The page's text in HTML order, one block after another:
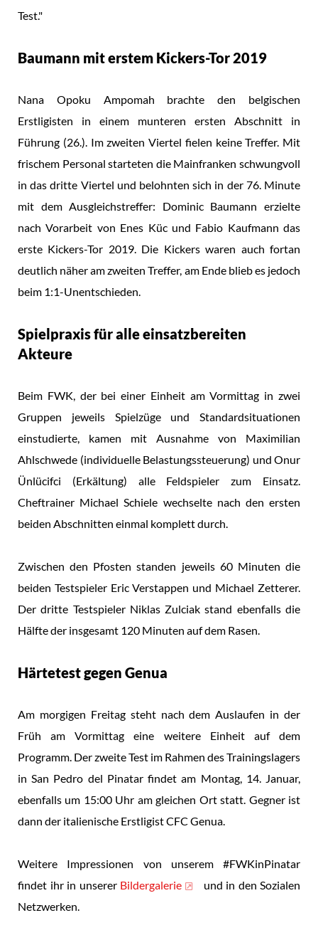
Test."
Baumann mit erstem Kickers-Tor 2019
Nana Opoku Ampomah brachte den belgischen
Erstligisten in einem munteren ersten Abschnitt in
Führung (26.). Im zweiten Viertel fielen keine Treffer. Mit
frischem Personal starteten die Mainfranken schwungvoll
in das dritte Viertel und belohnten sich in der 76. Minute
mit dem Ausgleichstreffer: Dominic Baumann erzielte
nach Vorarbeit von Enes Küc und Fabio Kaufmann das
erste Kickers-Tor 2019. Die Kickers waren auch fortan
deutlich näher am zweiten Treffer, am Ende blieb es jedoch
beim 1:1-Unentschieden.
Spielpraxis für alle einsatzbereiten
Akteure
Beim FWK, der bei einer Einheit am Vormittag in zwei
Gruppen jeweils Spielzüge und Standardsituationen
einstudierte, kamen mit Ausnahme von Maximilian
Ahlschwede (individuelle Belastungssteuerung) und Onur
Ünlücifci (Erkältung) alle Feldspieler zum Einsatz.
Cheftrainer Michael Schiele wechselte nach den ersten
beiden Abschnitten einmal komplett durch.
Zwischen den Pfosten standen jeweils 60 Minuten die
beiden Testspieler Eric Verstappen und Michael Zetterer.
Der dritte Testspieler Niklas Zulciak stand ebenfalls die
Hälfte der insgesamt 120 Minuten auf dem Rasen.
Härtetest gegen Genua
Am morgigen Freitag steht nach dem Auslaufen in der
Früh am Vormittag eine weitere Einheit auf dem
Programm. Der zweite Test im Rahmen des Trainingslagers
in San Pedro del Pinatar findet am Montag, 14. Januar,
ebenfalls um 15:00 Uhr am gleichen Ort statt. Gegner ist
dann der italienische Erstligist CFC Genua.
Weitere Impressionen von unserem #FWKinPinatar
findet ihr in unserer Bildergalerie
und in den Sozialen
Netzwerken.